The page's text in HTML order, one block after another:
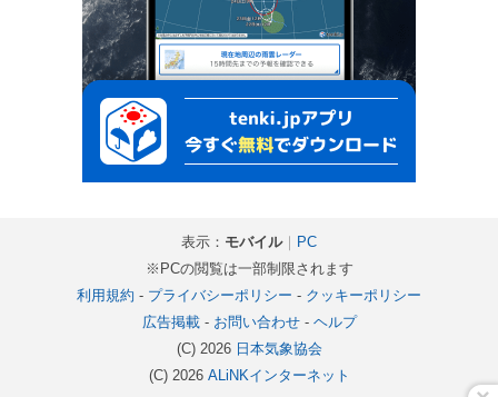
表示： モバイル｜
PC
※PCの閲覧は一部制限されます
利用規約 - プライバシーポリシー - クッキーポリシー
広告掲載- お問い合わせ- ヘルプ
(C) 2026 日本気象協会
(C) 2026 ALiNKインターネット